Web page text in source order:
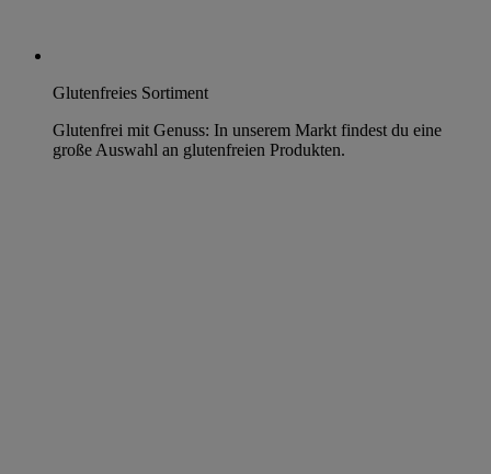
Glutenfreies Sortiment
Glutenfrei mit Genuss: In unserem Markt findest du eine
große Auswahl an glutenfreien Produkten.